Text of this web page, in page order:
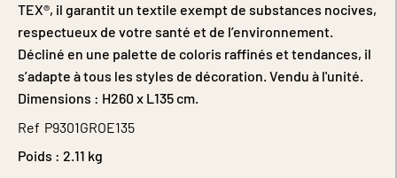
TEX®, il garantit un textile exempt de substances nocives,
respectueux de votre santé et de l’environnement.
Décliné en une palette de coloris raffinés et tendances, il
s’adapte à tous les styles de décoration. Vendu à l'unité.
Dimensions : H260 x L135 cm.
Ref P9301GROE135
Poids : 2.11 kg